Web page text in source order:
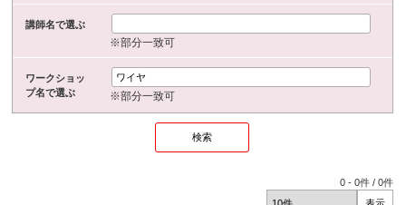
講師名で選ぶ
※部分一致可
ワークショッ
プ名で選ぶ
※部分一致可
0 -0件 /0件